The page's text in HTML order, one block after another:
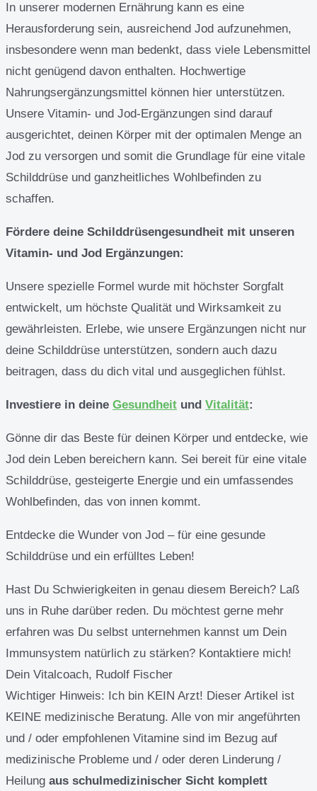
In unserer modernen Ernährung kann es eine
Herausforderung sein, ausreichend Jod aufzunehmen,
insbesondere wenn man bedenkt, dass viele Lebensmittel
nicht genügend davon enthalten. Hochwertige
Nahrungsergänzungsmittel können hier unterstützen.
Unsere Vitamin- und Jod-Ergänzungen sind darauf
ausgerichtet, deinen Körper mit der optimalen Menge an
Jod zu versorgen und somit die Grundlage für eine vitale
Schilddrüse und ganzheitliches Wohlbefinden zu
schaffen.
Fördere deine Schilddrüsengesundheit mit unseren
Vitamin- und Jod Ergänzungen:
Unsere spezielle Formel wurde mit höchster Sorgfalt
entwickelt, um höchste Qualität und Wirksamkeit zu
gewährleisten. Erlebe, wie unsere Ergänzungen nicht nur
deine Schilddrüse unterstützen, sondern auch dazu
beitragen, dass du dich vital und ausgeglichen fühlst.
Investiere in deine Gesundheit und Vitalität:
Gönne dir das Beste für deinen Körper und entdecke, wie
Jod dein Leben bereichern kann. Sei bereit für eine vitale
Schilddrüse, gesteigerte Energie und ein umfassendes
Wohlbefinden, das von innen kommt.
Entdecke die Wunder von Jod – für eine gesunde
Schilddrüse und ein erfülltes Leben!
Hast Du Schwierigkeiten in genau diesem Bereich? Laß
uns in Ruhe darüber reden. Du möchtest gerne mehr
erfahren was Du selbst unternehmen kannst um Dein
Immunsystem natürlich zu stärken? Kontaktiere mich!
Dein Vitalcoach, Rudolf Fischer
Wichtiger Hinweis: Ich bin KEIN Arzt! Dieser Artikel ist
KEINE medizinische Beratung. Alle von mir angeführten
und / oder empfohlenen Vitamine sind im Bezug auf
medizinische Probleme und / oder deren Linderung /
Heilung aus schulmedizinischer Sicht komplett